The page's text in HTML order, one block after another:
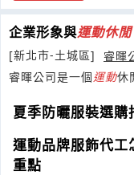
企業形象與運動休閒
[新北市-土城區]
睿暉
睿暉公司是一個運動休
夏季防曬服裝選
運動品牌服飾代
重點